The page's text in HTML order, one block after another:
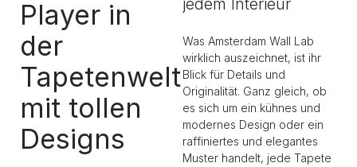
Player in
der
Tapetenwelt
mit tollen
Designs
jedem Interieur
Was Amsterdam Wall Lab
wirklich auszeichnet, ist ihr
Blick für Details und
Originalität. Ganz gleich, ob
es sich um ein kühnes und
modernes Design oder ein
raffiniertes und elegantes
Muster handelt, jede Tapete